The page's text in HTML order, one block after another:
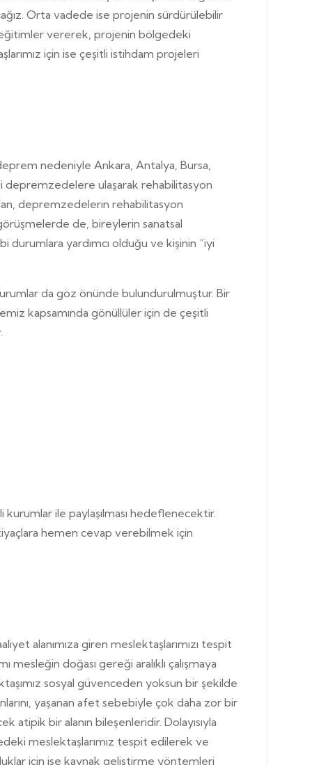
Orta vadede ise projenin sürdürülebilir
vererek, projenin bölgedeki
için ise çeşitli istihdam projeleri
nedeniyle Ankara, Antalya, Bursa,
depremzedelere ulaşarak rehabilitasyon
depremzedelerin rehabilitasyon
de, bireylerin sanatsal
yardımcı olduğu ve kişinin “iyi
da göz önünde bulundurulmuştur. Bir
kapsamında gönüllüler için de çeşitli
ile paylaşılması hedeflenecektir.
hemen cevap verebilmek için
alanımıza giren meslektaşlarımızı tespit
doğası gereği aralıklı çalışmaya
sosyal güvenceden yoksun bir şekilde
yaşanan afet sebebiyle çok daha zor bir
bir alanın bileşenleridir. Dolayısıyla
meslektaşlarımız tespit edilerek ve
için ise kaynak geliştirme yöntemleri